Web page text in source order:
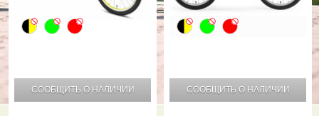
СООБЩИТЬ О НАЛИЧИИ СООБЩИТЬ О НАЛИЧИИ